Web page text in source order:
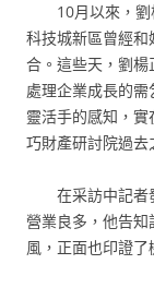
10月以來，
科技城新區曾經
合。這些天，劉楊
處理企業成長的
靈活手的感知，
巧財產研討院過去
在采訪中記者
營業良多，他告
風，正面也印證了